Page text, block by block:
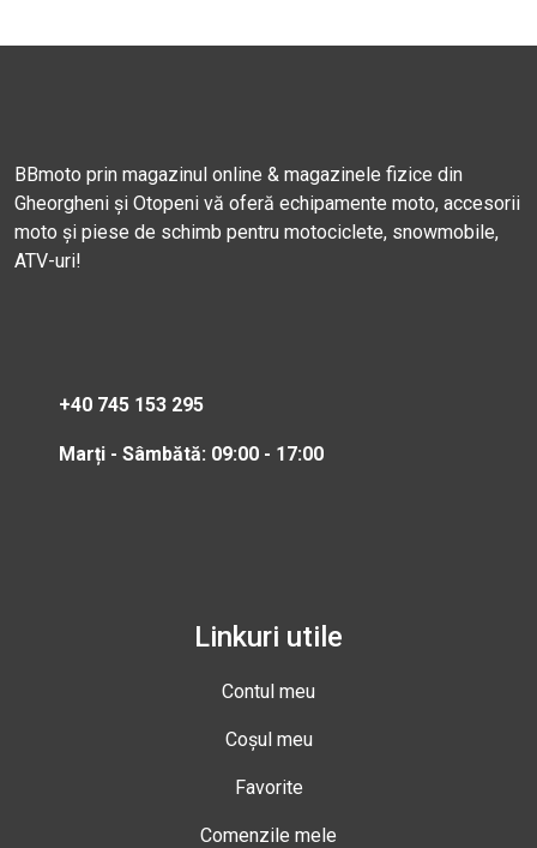
BBmoto prin magazinul online & magazinele fizice din
Gheorgheni și Otopeni vă oferă echipamente moto, accesorii
moto și piese de schimb pentru motociclete, snowmobile,
ATV-uri!
+40 745 153 295
Marți - Sâmbătă: 09:00 - 17:00
Linkuri utile
Contul meu
Coșul meu
Favorite
Comenzile mele